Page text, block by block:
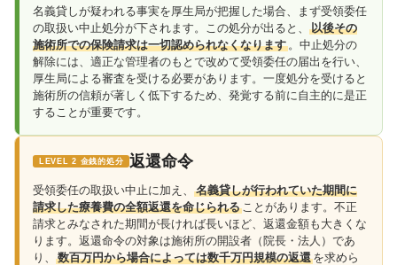
名義貸しが疑われる事実を厚生局が把握した場合、まず受領委任
の取扱い中止処分が下されます。この処分が出ると、
以後その
施術所での保険請求は一切認められなくなります 。中止処分の
解除には、適正な管理者のもとで改めて受領委任の届出を行い、
厚生局による審査を受ける必要があります。一度処分を受けると
施術所の信頼が著しく低下するため、発覚する前に自主的に是正
することが重要です。
LEVEL 2 金銭的処分 返還命令
受領委任の取扱い中止に加え、
名義貸しが行われていた期間に
請求した療養費の全額返還を命じられる ことがあります。不正
請求とみなされた期間が長ければ長いほど、返還金額も大きくな
ります。返還命令の対象は施術所の開設者（院長・法人）であ
り、
数百万円から場合によっては数千万円規模の返還 を求めら